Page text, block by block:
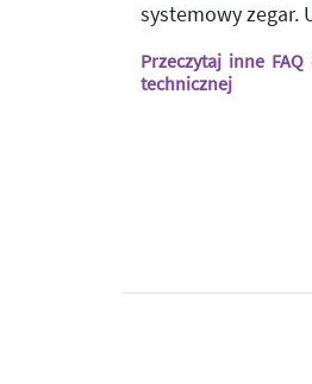
systemowy zegar.
Przeczytaj inne
technicznej